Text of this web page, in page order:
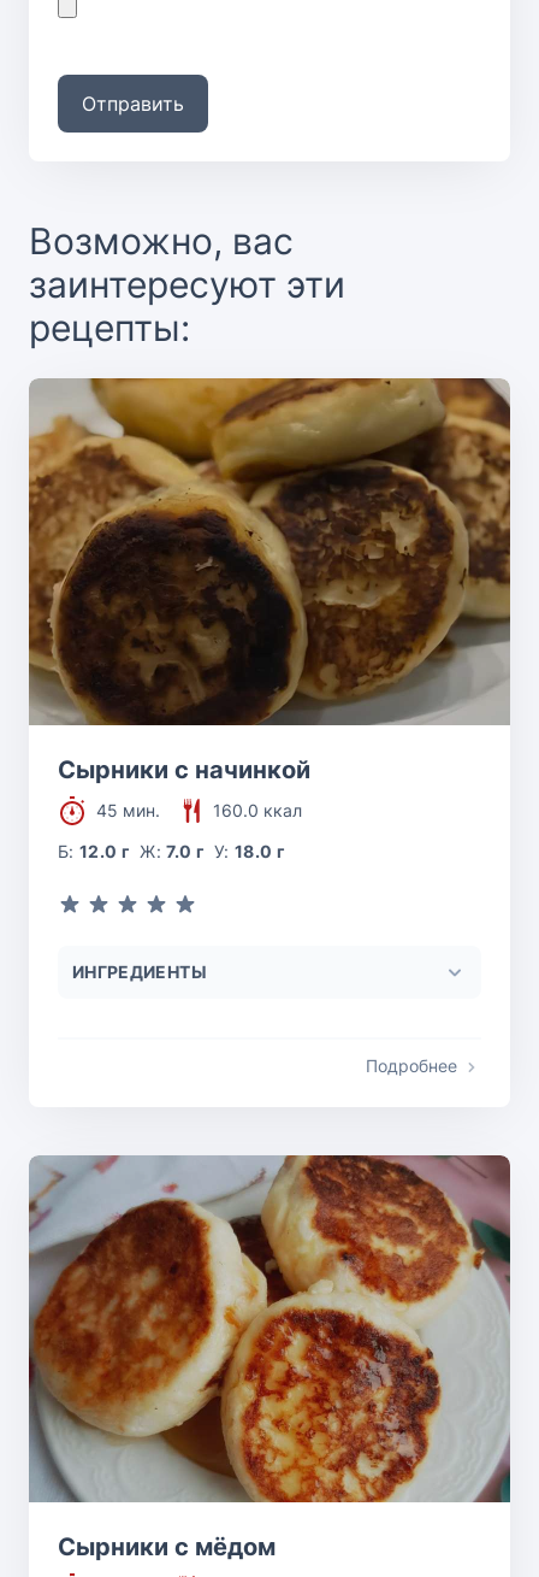
Отправить
Возможно, вас
заинтересуют эти
рецепты:
Сырники с начинкой
45 мин.
160.0 ккал
Б:12.0 г Ж:7.0 г У:18.0 г
ИНГРЕДИЕНТЫ
Подробнее
Сырники с мёдом